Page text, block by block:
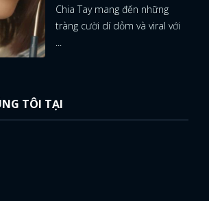
Chia Tay mang đến những
tràng cười dí dỏm và viral với
...
TÔI TẠI